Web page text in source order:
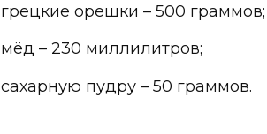
грецкие орешки – 500 граммов;
мёд – 230 миллилитров;
сахарную пудру – 50 граммов.